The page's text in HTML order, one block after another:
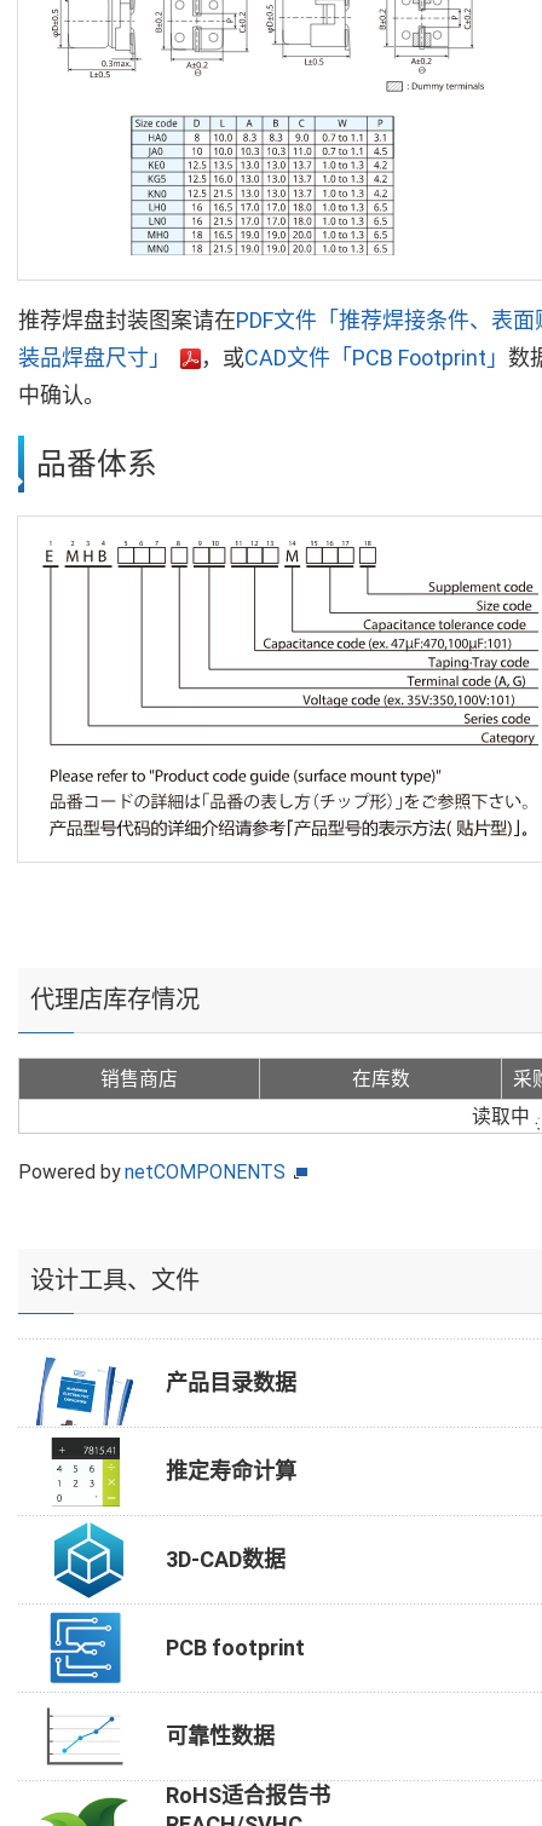
推荐焊盘封装图案请在PDF文件「推荐焊接条件、表面
装品焊盘尺寸」
，或CAD文件「PCB Footprint」 数
中确认。
品番体系
代理店库存情况
销售商店 在库数
采
读取中
Powered bynetCOMPONENTS
设计工具、文件
产品目录数据
推定寿命计算
3D-CAD数据
PCB footprint
可靠性数据
RoHS适合报告书